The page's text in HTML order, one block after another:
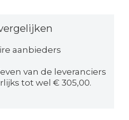
aanbieders
van de leveranciers
tot wel € 305,00.